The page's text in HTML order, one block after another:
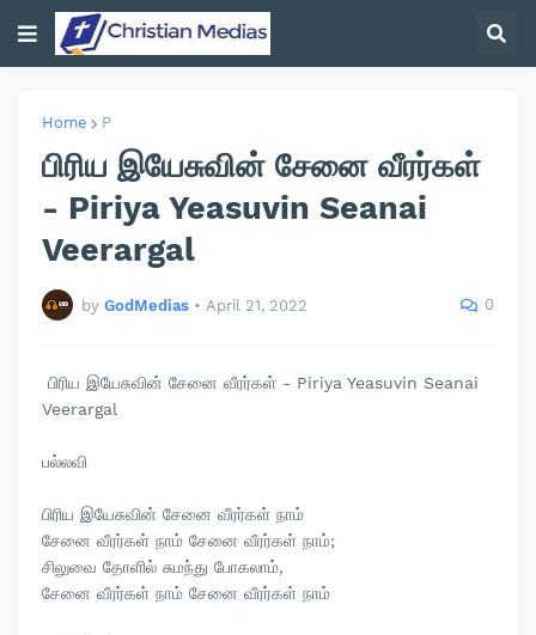
Home P
பிரிய இயேசுவின் சேனை வீரர்கள்
- Piriya Yeasuvin Seanai
Veerargal
by GodMedias • April 21, 2022 0
பிரிய இயேசுவின் சேனை வீரர்கள் - Piriya Yeasuvin Seanai
Veerargal
பல்லவி
பிரிய இயேசுவின் சேனை வீரர்கள் நாம்
சேனை வீரர்கள் நாம் சேனை வீரர்கள் நாம்;
சிலுவை தோளில் சுமந்து போகலாம்,
சேனை வீரர்கள் நாம் சேனை வீரர்கள் நாம்